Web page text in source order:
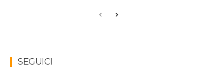
SEGUICI